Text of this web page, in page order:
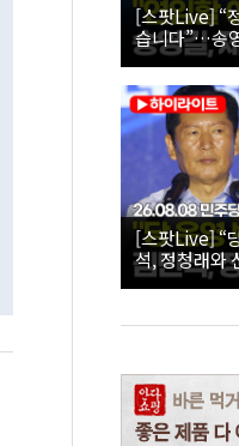
[스팟Live] “정청래 후보 그동안 고생 많이 했
습니다”…송영길,
더불어민주당
동연설회
[스팟Live] “
석, 정청래와
당대표·최고